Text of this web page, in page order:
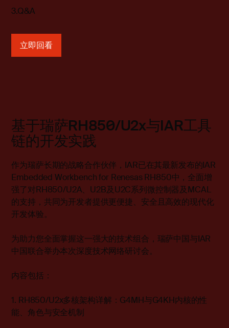
3.Q&A
立即回看
基于瑞萨RH850/U2x与IAR工具
链的开发实践
作为瑞萨长期的战略合作伙伴，IAR已在其最新发布的IAR
Embedded Workbench for Renesas RH850中，全面增
强了对RH850/U2A、U2B及U2C系列微控制器及MCAL
的支持，共同为开发者提供更便捷、安全且高效的现代化
开发体验。
为助力您全面掌握这一强大的技术组合，瑞萨中国与IAR
中国联合举办本次深度技术网络研讨会。
内容包括：
1. RH850/U2x多核架构详解：G4MH与G4KH内核的性
能、角色与安全机制